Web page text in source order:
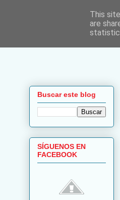
Buscar este blog
SÍGUENOS EN
FACEBOOK
This
are